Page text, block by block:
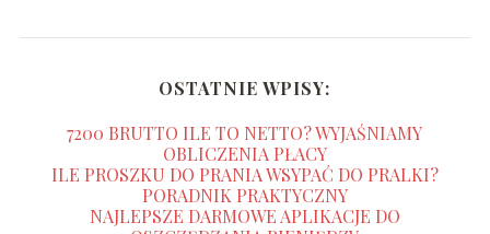
OSTATNIE WPISY:
7200 BRUTTO ILE TO NETTO? WYJAŚNIAMY
OBLICZENIA PŁACY
ILE PROSZKU DO PRANIA WSYPAĆ DO PRALKI?
PORADNIK PRAKTYCZNY
NAJLEPSZE DARMOWE APLIKACJE DO